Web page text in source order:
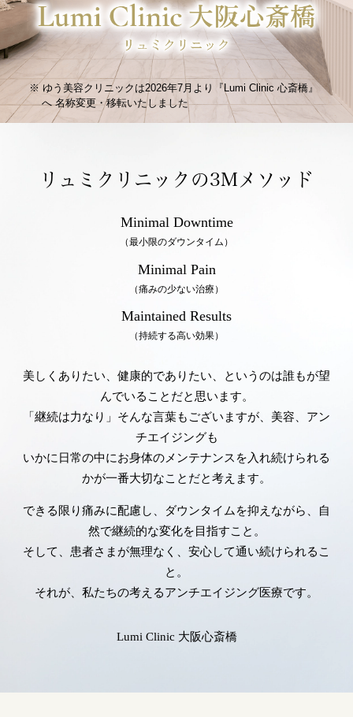
ゆう美容クリニックは2026年7月より『Lumi Clinic 心斎橋』
へ名称変更・移転いたしました
リュミクリニックの3Mメソッド
Minimal Downtime
（最小限のダウンタイム）
Minimal Pain
（痛みの少ない治療）
Maintained Results
（持続する高い効果）
美しくありたい、健康的でありたい、というのは誰もが望
んでいることだと思います。
「継続は力なり」そんな言葉もございますが、美容、アン
チエイジングも
いかに日常の中にお身体のメンテナンスを入れ続けられる
かが一番大切なことだと考えます。
できる限り痛みに配慮し、ダウンタイムを抑えながら、自
然で継続的な変化を目指すこと。
そして、患者さまが無理なく、安心して通い続けられるこ
と。
それが、私たちの考えるアンチエイジング医療です。
Lumi Clinic 大阪心斎橋